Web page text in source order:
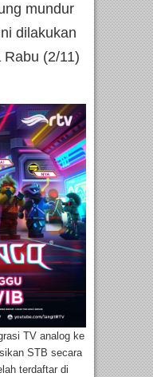
mundur
dilakukan
(2/11)
TV analog ke
STB secara
terdaftar di